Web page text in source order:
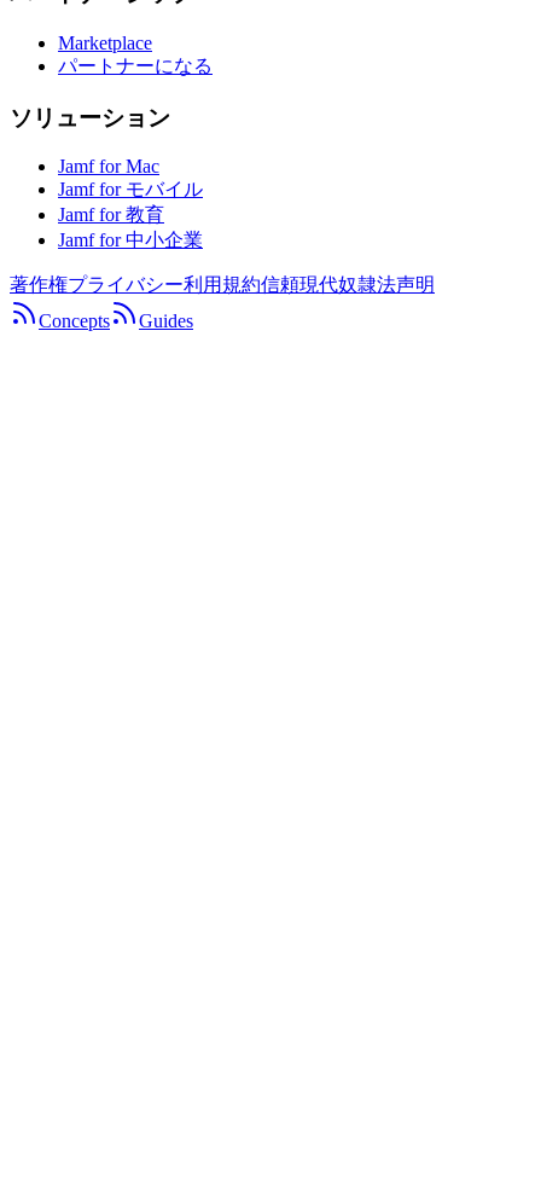
Marketplace
パートナーになる
ソリューション
Jamf for Mac
Jamf for モバイル
Jamf for 教育
Jamf for 中小企業
著作権プライバシー利用規約信頼現代奴隷法声明
Concepts
Guides